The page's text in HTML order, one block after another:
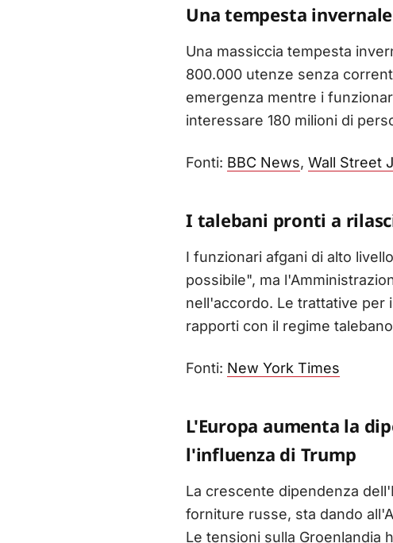
Una tempesta
Una massiccia tempesta
800.000 utenze senza
emergenza mentre i
interessare 180 milioni di
Fonti: BBC News, Wall Street
I talebani pronti a
I funzionari afgani di alto
possibile", ma
nell'accordo. Le trattative per
rapporti con il regime
Fonti: New York Times
L'Europa aumenta la
l'influenza di Trump
La crescente dipendenza
forniture russe, sta dando
Le tensioni sulla Groenlandia